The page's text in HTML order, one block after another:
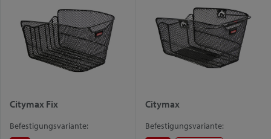
Citymax Fix
Befestigungsvariante:
Citymax
Befestigungsvariante: